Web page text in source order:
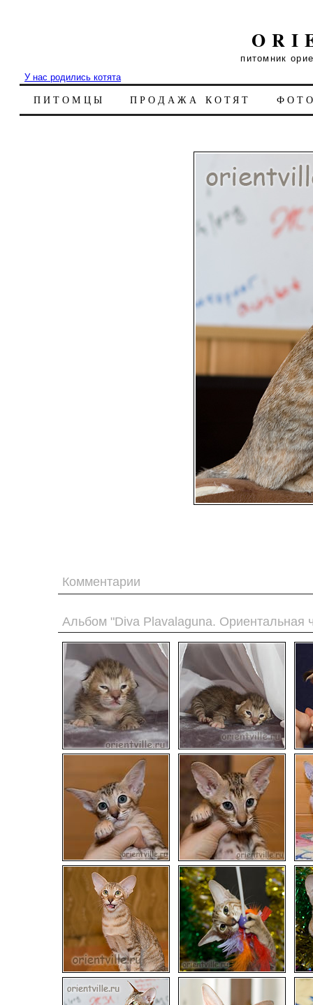
питомник
У нас родились котята
ПИТОМЦЫ ПРОДАЖА КОТЯТ
Комментарии
Альбом "Diva Plavalaguna. Ориентальная